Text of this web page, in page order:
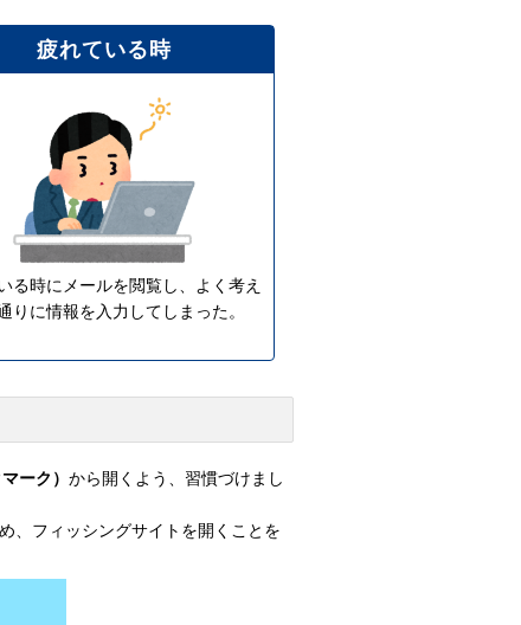
疲れている時
る時にメールを閲覧し、よく考え
りに情報を入力してしまった。
ーク） から開くよう、習慣づけまし
、フィッシングサイトを開くことを